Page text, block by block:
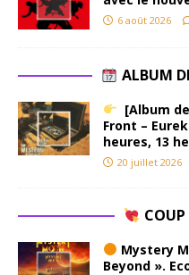
6 août 2026
ALBUM
[Album
Front –
heures, 13
20 juillet 2026
COUP
Mystery
Beyond ».